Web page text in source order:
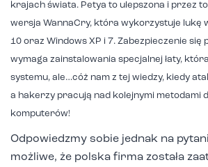
krajach świata. Petya to ulepszona i przez
wersja WannaCry, która wykorzystuje lukę
10 oraz Windows XP i 7. Zabezpieczenie się
wymaga zainstalowania specjalnej łaty,
systemu, ale…cóż nam z tej wiedzy, kiedy
a hakerzy pracują nad kolejnymi metodami
komputerów!
Odpowiedzmy sobie jednak na
możliwe, że polska firma została